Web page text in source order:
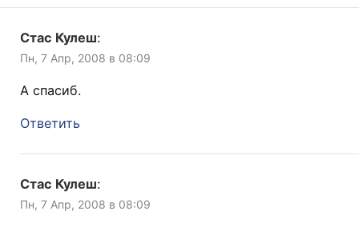
Стас Кулеш:
Пн, 7 Апр, 2008 в 08:09
А спасиб.
Ответить
Стас Кулеш:
Пн, 7 Апр, 2008 в 08:09